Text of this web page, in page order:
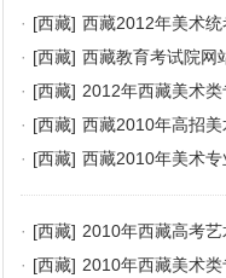
· [西藏] 西藏2012年美术
· [西藏] 西藏教育考试院网
· [西藏] 2012年西藏美术
· [西藏] 西藏2010年高招
· [西藏] 西藏2010年美术
· [西藏] 2010年西藏高考
· [西藏] 2010年西藏美术